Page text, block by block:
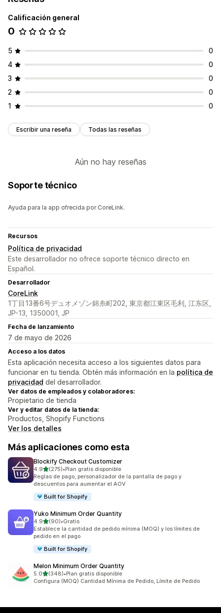
Calificación general
0
5
0
4
0
3
0
2
0
1
0
Escribir una reseña Todas las reseñas
Aún no hay reseñas
Soporte técnico
Ayuda para la app ofrecida por CoreLink.
Recursos
Política de privacidad
Este desarrollador no ofrece soporte técnico directo en
Español.
Desarrollador
CoreLink
1丁目13番6号デュオメゾン錦糸町202, 東京都江東区毛利, 江东区,
JP-13, 1350001, JP
Fecha de lanzamiento
7 de mayo de 2026
Acceso a los datos
Esta aplicación necesita acceso a los siguientes datos para
funcionar en tu tienda. Obtén más información en la política de
privacidad del desarrollador.
Ver datos de empleados y colaboradores:
Propietario de tienda
Ver y editar datos de la tienda:
Productos, Shopify Functions
Ver los detalles
Más aplicaciones como esta
Blockify Checkout Customizer
4.9de 5 estrellas
(275)
275 reseñas en total
•Plan gratis disponible
Reglas de pago, personalizador de la pantalla de pago y
descuentos para aumentar el AOV
Built for Shopify
Yuko Minimum Order Quantity
4.9de 5 estrellas
(90)
90 reseñas en total
•Gratis
Establece la cantidad de pedido mínima (MOQ) y los límites de
pedido en el pago
Built for Shopify
Melon Minimum Order Quantity
5.0de 5 estrellas
(348)
348 reseñas en total
•Plan gratis disponible
Configura (MOQ) Cantidad Mínima de Pedido, Límite de Pedido